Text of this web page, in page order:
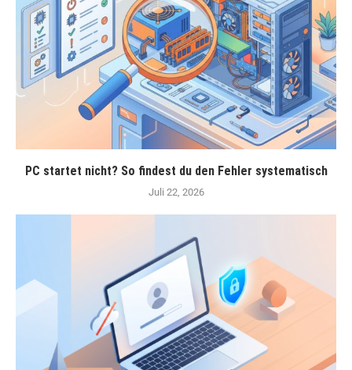
PC startet nicht? So findest du den Fehler systematisch
Juli 22, 2026